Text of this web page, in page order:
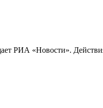
РИА «Новости».